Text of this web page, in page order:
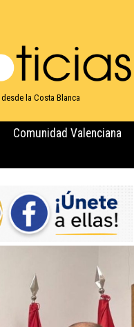
la Costa Blanca
Comunidad Valenciana